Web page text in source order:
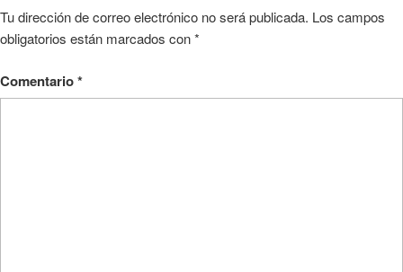
Tu dirección de correo electrónico no será publicada. Los campos
obligatorios están marcados con*
Comentario*